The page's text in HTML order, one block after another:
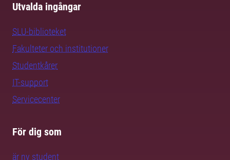
Utvalda ingångar
SLU-biblioteket
Fakulteter och institutioner
Studentkårer
IT-support
Servicecenter
För dig som
är ny student